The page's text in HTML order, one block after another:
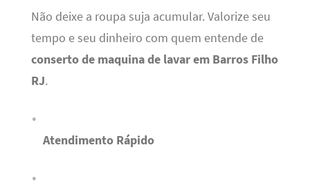
Não deixe a roupa suja acumular. Valorize seu
tempo e seu dinheiro com quem entende de
conserto de maquina de lavar em Barros Filho
RJ.
Atendimento Rápido